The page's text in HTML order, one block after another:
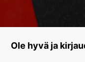
Ole hyvä ja